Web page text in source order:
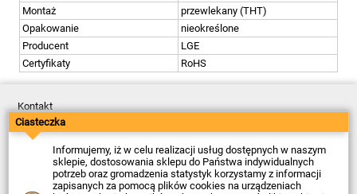
Montaż
przewlekany (THT)
Opakowanie
nieokreślone
Producent
LGE
Certyfikaty
RoHS
Kontakt
Dostawa
Płatność
Zwroty
Reklamacje
Regulamin
Polityka Prywatności
O Firmie
Ciasteczka
Informujemy, iż w celu realizacji usług dostępnych w naszym
sklepie, dostosowania sklepu do Państwa indywidualnych
potrzeb oraz gromadzenia statystyk korzystamy z informacji
zapisanych za pomocą plików cookies na urządzeniach